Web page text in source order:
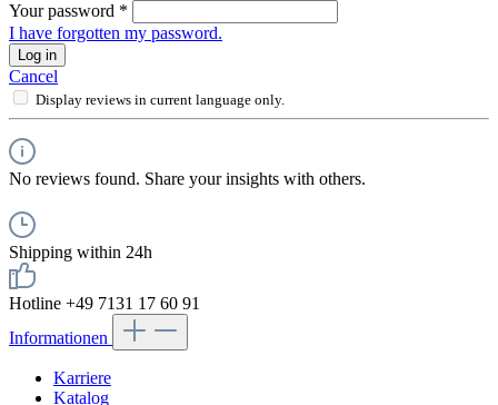
Your password *
I have forgotten my password.
Log in
Cancel
Display reviews in current language only.
No reviews found. Share your insights with others.
Shipping within 24h
Hotline +49 7131 17 60 91
Informationen
Karriere
Katalog